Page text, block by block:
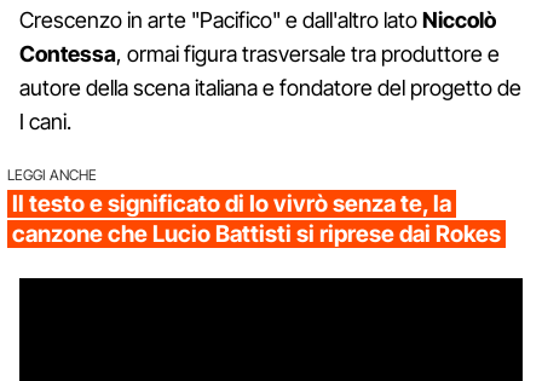
Crescenzo in arte "Pacifico" e dall'altro latoNiccolò
Contessa, ormai figura trasversale tra produttore e
autore della scena italiana e fondatore del progetto de
I cani.
LEGGI ANCHE
Il testo e significato di Io vivrò senza te, la
canzone che Lucio Battisti si riprese dai Rokes